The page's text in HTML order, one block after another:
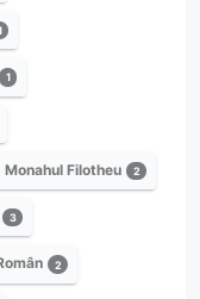
1
Monahul Filotheu 2
3
2